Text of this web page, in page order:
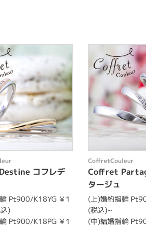
コフレデ
Pt900/K18YG ￥1
)
Pt900/K18PG ￥1
CoffretCouleur
Coffret
タージュ
(上)婚約指輪
(税込)~
(中)結婚指輪